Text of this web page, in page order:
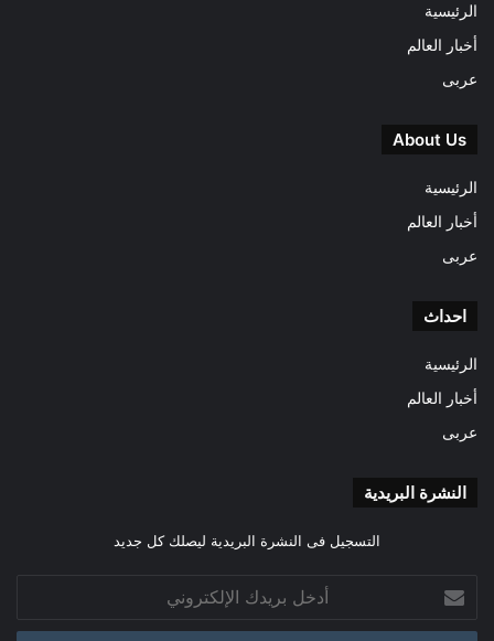
الرئيسية
أخبار العالم
عربى
About Us
الرئيسية
أخبار العالم
عربى
احداث
الرئيسية
أخبار العالم
عربى
النشرة البريدية
التسجيل فى النشرة البريدية ليصلك كل جديد
بريدك
الإلكتروني